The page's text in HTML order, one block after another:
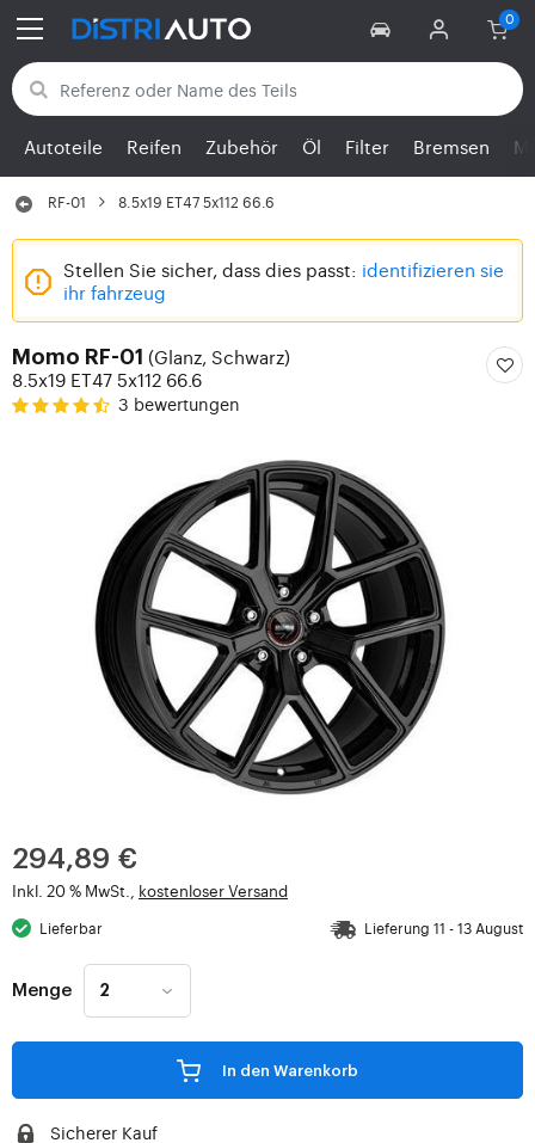
Zurück zu den Kategorien
Autoteile Reifen Zubehör Öl Filter Bremsen
RF-01 8.5x19 ET47 5x112 66.6
Stellen Sie sicher, dass dies passt: identifizieren sie
ihr fahrzeug
Momo RF-01 (Glanz, Schwarz)
8.5x19 ET47 5x112 66.6
3 bewertungen
294,89 €
Inkl. 20 % MwSt., kostenloser Versand
Lieferbar Lieferung 11 - 13 August
Menge
In den Warenkorb
Sicherer Kauf